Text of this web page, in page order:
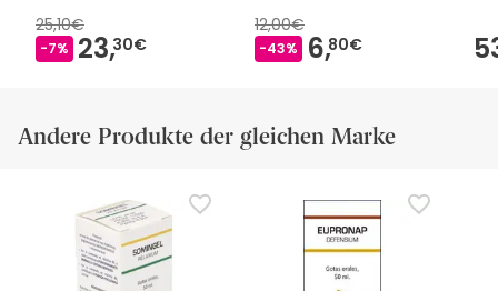
25,10€
-7% 23,30€
12,00€
-43% 6,80€
Andere Produkte der gleichen Marke